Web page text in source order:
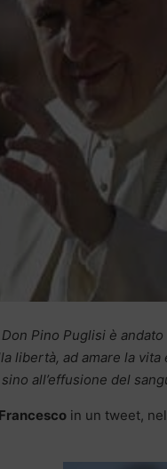
Don Pino Puglisi è
libertà, ad amare la
all’effusione del
in un tweet, nel